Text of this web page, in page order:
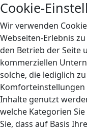
Cookie-
Wir verwenden
Webseiten-Erlebnis
den Betrieb der Seite
kommerziellen
solche, die lediglich
Inhalte genutzt
welche Kategorien
Sie, dass auf Basis